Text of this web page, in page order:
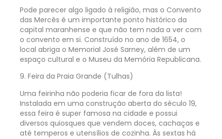
Pode parecer algo ligado à religião, mas o Convento
das Mercês é um importante ponto histórico da
capital maranhense e que não tem nada a ver com
o convento em si. Construído no ano de 1654, o
local abriga o Memorial José Sarney, além de um
espaço cultural e o Museu da Memória Republicana.
9. Feira da Praia Grande (Tulhas)
Uma feirinha não poderia ficar de fora da lista!
Instalada em uma construção aberta do século 19,
essa feira é super famosa na cidade e possui
diversos quiosques que vendem doces, cachaças e
até temperos e utensílios de cozinha. Às sextas há